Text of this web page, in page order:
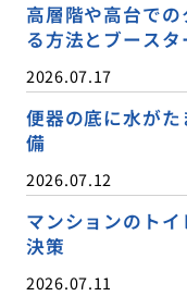
高層階や高台で
る方法とブース
2026.07.17
便器の底に水が
備
2026.07.12
マンションのト
決策
2026.07.11